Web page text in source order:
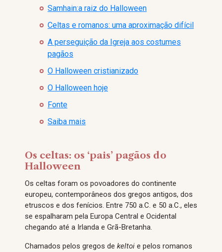
Samhain:a raiz do Halloween
Celtas e romanos: uma aproximação difícil
A perseguição da Igreja aos costumes
pagãos
O Halloween cristianizado
O Halloween hoje
Fonte
Saiba mais
Os celtas: os ‘pais’ pagãos do
Halloween
Os celtas foram os povoadores do continente
europeu, contemporâneos dos gregos antigos, dos
etruscos e dos fenícios. Entre 750 a.C. e 50 a.C., eles
se espalharam pela Europa Central e Ocidental
chegando até a Irlanda e Grã-Bretanha.
Chamados pelos gregos de keltoi e pelos romanos